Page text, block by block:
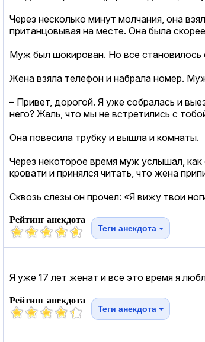
Через несколько минут молчания, она
пританцовывая на месте. Она была
Муж был шокирован. Но все
Жена взяла телефон и набрала номер.
– Привет, дорогой. Я уже собралась и
него? Жаль, что мы не встретились с
Она повесила трубку и вышла и комнаты.
Через некоторое время муж услышал,
кровати и принялся читать, что жена
Сквозь слезы он прочел: «Я вижу твои
Рейтинг анекдота
Теги анекдота
Я уже 17 лет женат и все это время я
Рейтинг анекдота
Теги анекдота